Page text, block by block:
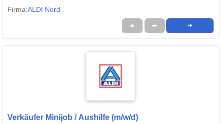
Firma:ALDI Nord
★ ➦ ➜
Verkäufer Minijob / Aushilfe (m/w/d)